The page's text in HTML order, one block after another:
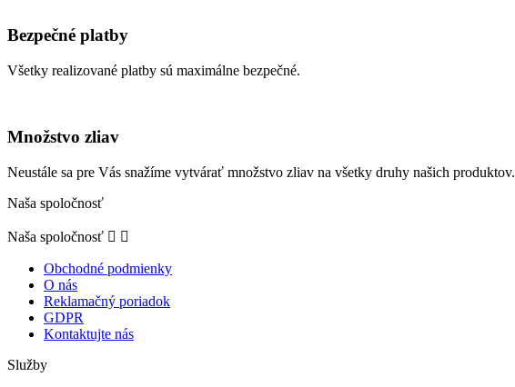
Bezpečné platby
Všetky realizované platby sú maximálne bezpečné.
Množstvo zliav
Neustále sa pre Vás snažíme vytvárať množstvo zliav na všetky druhy našich produktov.
Naša spoločnosť
Naša spoločnosť  
Obchodné podmienky
O nás
Reklamačný poriadok
GDPR
Kontaktujte nás
Služby